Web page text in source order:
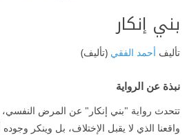
بني إنكار
تأليف أحمد الفقي (تأليف)
نبذة عن الرواية
تتحدث رواية "بني إنكار" عن المرض النفسي،
واقعنا الذي لا يقبل الإختلاف، بل وينكر وجوده